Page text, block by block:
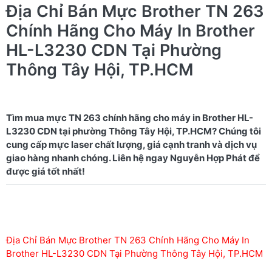
Địa Chỉ Bán Mực Brother TN 263
Chính Hãng Cho Máy In Brother
HL-L3230 CDN Tại Phường
Thông Tây Hội, TP.HCM
Tìm mua mực TN 263 chính hãng cho máy in Brother HL-
L3230 CDN tại phường Thông Tây Hội, TP.HCM? Chúng tôi
cung cấp mực laser chất lượng, giá cạnh tranh và dịch vụ
giao hàng nhanh chóng. Liên hệ ngay Nguyễn Hợp Phát để
Địa Chỉ Bán Mực Brother TN 263 Chính Hãng Cho Máy In
Brother HL-L3230 CDN Tại Phường Thông Tây Hội, TP.HCM